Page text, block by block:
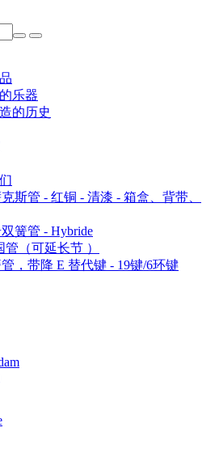
乐器
的历史
斯管 - 红铜 - 清漆 - 箱盒、背带、
簧管 - Hybride
（可延长节 ）
管，带降 E 替代键 - 19键/6环键